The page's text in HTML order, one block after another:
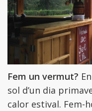
Fem un vermut?
sol d’un dia
calor estival. Fem-